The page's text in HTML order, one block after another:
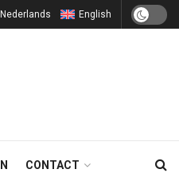
Nederlands English
CONTACT